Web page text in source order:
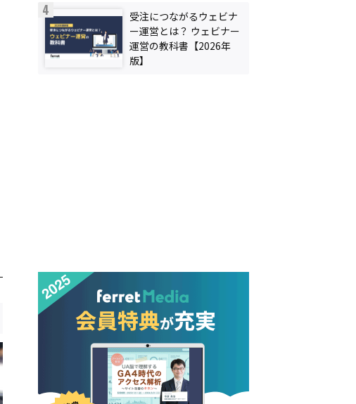
受注につながるウェビナ
ー運営とは？ ウェビナー
運営の教科書【2026年
版】